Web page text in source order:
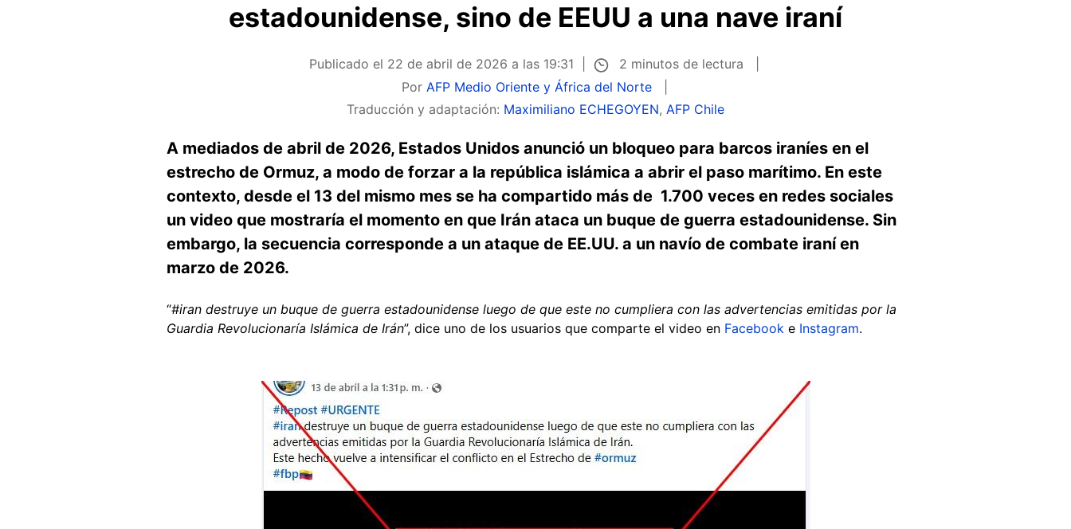
estadounidense, sino de EEUU a una nave iraní
Publicado el 22 de abril de 2026 a las 19:31
2 minutos de lectura
Por AFP Medio Oriente y África del Norte
Traducción y adaptación: Maximiliano ECHEGOYEN, AFP Chile
A mediados de abril de 2026, Estados Unidos anunció un bloqueo para barcos iraníes en el
estrecho de Ormuz, a modo de forzar a la república islámica a abrir el paso marítimo. En este
contexto, desde el 13 del mismo mes se ha compartido más de 1.700 veces en redes sociales
un video que mostraría el momento en que Irán ataca un buque de guerra estadounidense. Sin
embargo, la secuencia corresponde a un ataque de EE.UU. a un navío de combate iraní en
marzo de 2026.
“#iran destruye un buque de guerra estadounidense luego de que este no cumpliera con las advertencias emitidas por la
Guardia Revolucionaría Islámica de Irán”, dice uno de los usuarios que comparte el video en Facebook e Instagram.